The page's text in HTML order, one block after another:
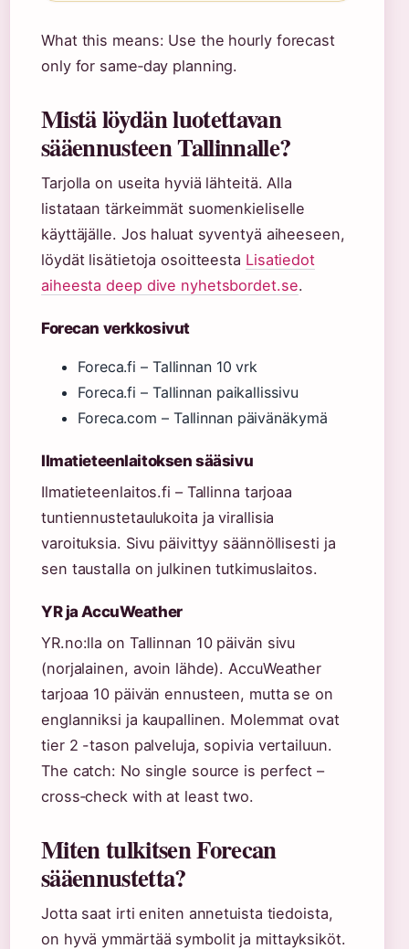
What this means: Use the hourly forecast
only for same‑day planning.
Mistä löydän luotettavan
sääennusteen Tallinnalle?
Tarjolla on useita hyviä lähteitä. Alla
listataan tärkeimmät suomenkieliselle
käyttäjälle. Jos haluat syventyä aiheeseen,
löydät lisätietoja osoitteesta Lisatiedot
aiheesta deep dive nyhetsbordet.se.
Forecan verkkosivut
Foreca.fi – Tallinnan 10 vrk
Foreca.fi – Tallinnan paikallissivu
Foreca.com – Tallinnan päivänäkymä
Ilmatieteenlaitoksen sääsivu
Ilmatieteenlaitos.fi – Tallinna tarjoaa
tuntiennustetaulukoita ja virallisia
varoituksia. Sivu päivittyy säännöllisesti ja
sen taustalla on julkinen tutkimuslaitos.
YR ja AccuWeather
YR.no:lla on Tallinnan 10 päivän sivu
(norjalainen, avoin lähde). AccuWeather
tarjoaa 10 päivän ennusteen, mutta se on
englanniksi ja kaupallinen. Molemmat ovat
tier 2 -tason palveluja, sopivia vertailuun.
The catch: No single source is perfect –
cross‑check with at least two.
Miten tulkitsen Forecan
sääennustetta?
Jotta saat irti eniten annetuista tiedoista,
on hyvä ymmärtää symbolit ja mittayksiköt.